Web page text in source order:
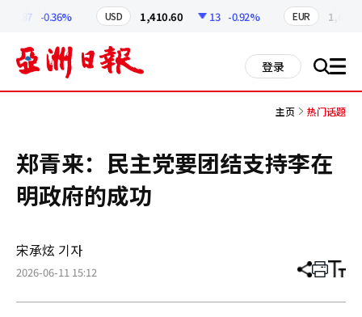
-0.36% USD 1,410.60 13 -0.92% EUR
登录 搜 all
主页 热门话题
郑青来：民主党要团结支持李在
明政府的成功
宋承炫 기자
2026-06-11 15:12 分
章
打 调
小